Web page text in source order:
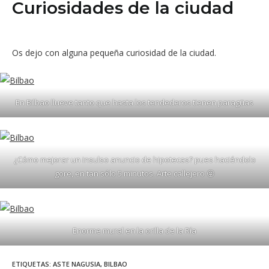
Curiosidades de la ciudad
Os dejo con alguna pequeña curiosidad de la ciudad.
En Bilbao llueve tanto que hasta los tendederos tienen paragüas
¿Cómo mejorar un insulso anuncio de hipotecas? pues haciéndolo
gore, en tan sólo 5 minutos. Arte callejero 😛
Enorme mural en la orilla de la Ría
ETIQUETAS: ASTE NAGUSIA, BILBAO